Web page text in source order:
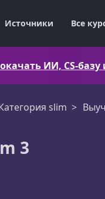
Источники Все
ИИ, CS-
slim
3